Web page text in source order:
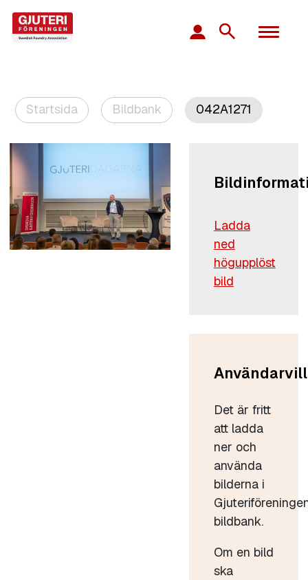
Startsida Bildbank 042A1271
Ladda
ned
högupplöst
bild
Det är fritt
att ladda
ner och
använda
bilderna i
bildbank.
Om en bild
ska